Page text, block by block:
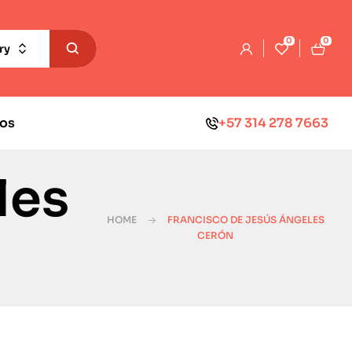
0 0
+57 314 278 7663
HOME
FRANCISCO DE JESÚS ÁNGELES
CERÓN